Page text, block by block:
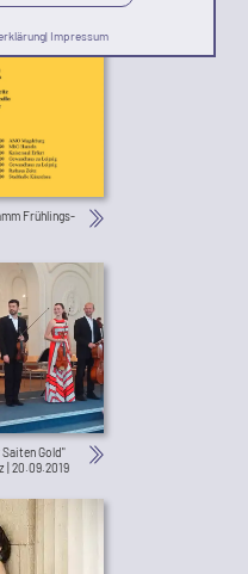
Frühlings-
Gold"
| 20.09.2019
| Impressum